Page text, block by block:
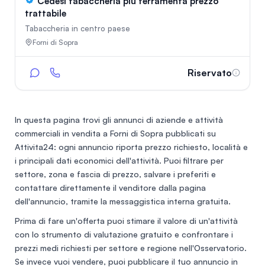
trattabile
Tabaccheria in centro paese
Forni di Sopra
Riservato
In questa pagina trovi gli annunci di aziende e attività
commerciali in vendita a Forni di Sopra pubblicati su
Attivita24: ogni annuncio riporta prezzo richiesto, località e
i principali dati economici dell'attività. Puoi filtrare per
settore, zona e fascia di prezzo, salvare i preferiti e
contattare direttamente il venditore dalla pagina
dell'annuncio, tramite la messaggistica interna gratuita.
Prima di fare un'offerta puoi stimare il valore di un'attività
con lo strumento di valutazione gratuito e confrontare i
prezzi medi richiesti per settore e regione nell'Osservatorio.
Se invece vuoi vendere, puoi pubblicare il tuo annuncio in